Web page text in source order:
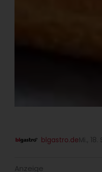
blgastro.deMi.,
Anzeige